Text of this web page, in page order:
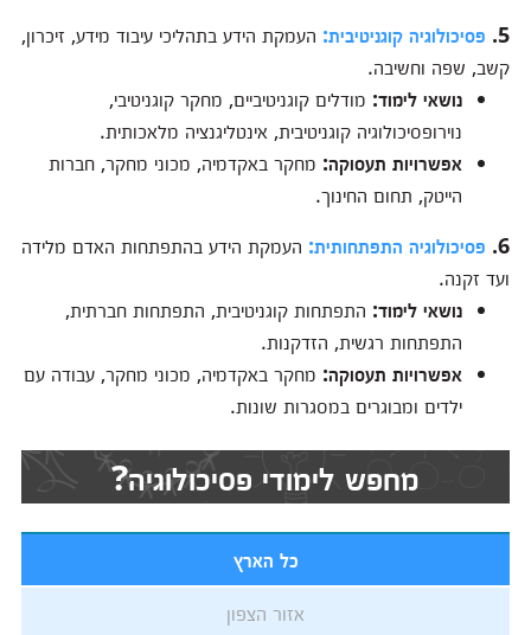
5. פסיכולוגיה קוגניטיבית: העמקת הידע בתהליכי עיבוד מידע, זיכרון,
קשב, שפה וחשיבה.
נושאי לימוד: מודלים קוגניטיביים, מחקר קוגניטיבי,
נוירופסיכולוגיה קוגניטיבית, אינטליגנציה מלאכותית.
אפשרויות תעסוקה: מחקר באקדמיה, מכוני מחקר, חברות
הייטק, תחום החינוך.
6. פסיכולוגיה התפתחותית: העמקת הידע בהתפתחות האדם מלידה
ועד זקנה.
נושאי לימוד: התפתחות קוגניטיבית, התפתחות חברתית,
התפתחות רגשית, הזדקנות.
אפשרויות תעסוקה: מחקר באקדמיה, מכוני מחקר, עבודה עם
ילדים ומבוגרים במסגרות שונות.
מחפש לימודי פסיכולוגיה?
כל הארץ
אזור הצפון